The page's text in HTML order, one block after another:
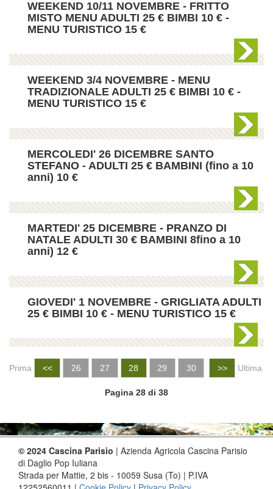
WEEKEND 10/11 NOVEMBRE - FRITTO
MISTO MENU ADULTI 25 € BIMBI 10 € -
MENU TURISTICO 15 €
WEEKEND 3/4 NOVEMBRE - MENU
TRADIZIONALE ADULTI 25 € BIMBI 10 € -
MENU TURISTICO 15 €
MERCOLEDI' 26 DICEMBRE SANTO
STEFANO - ADULTI 25 € BAMBINI (fino a 10
anni) 10 €
MARTEDI' 25 DICEMBRE - PRANZO DI
NATALE ADULTI 30 € BAMBINI 8fino a 10
anni) 12 €
GIOVEDI' 1 NOVEMBRE - GRIGLIATA ADULTI
25 € BIMBI 10 € - MENU TURISTICO 15 €
Prima << 26 27 28 29 30 >> Ultima
Pagina 28 di 38
© 2024 Cascina Parisio | Azienda Agricola Cascina Parisio
di Daglio Pop Iuliana
Strada per Mattie, 2 bis - 10059 Susa (To) | P.IVA